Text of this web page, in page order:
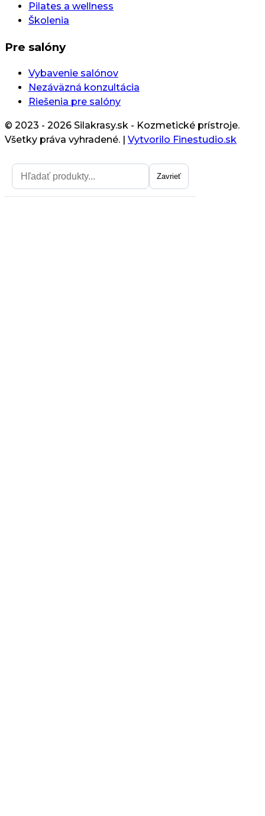
Pilates a wellness
Školenia
Pre salóny
Vybavenie salónov
Nezáväzná konzultácia
Riešenia pre salóny
© 2023 - 2026 Silakrasy.sk - Kozmetické prístroje.
Všetky práva vyhradené.
Vytvorilo Finestudio.sk
Zavrieť
Zavrieť